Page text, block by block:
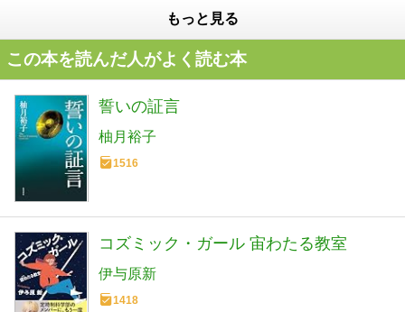
もっと見る
この本を読んだ人がよく読む本
誓いの証言
柚月裕子
1516
コズミック・ガール 宙わたる教室
伊与原新
1418